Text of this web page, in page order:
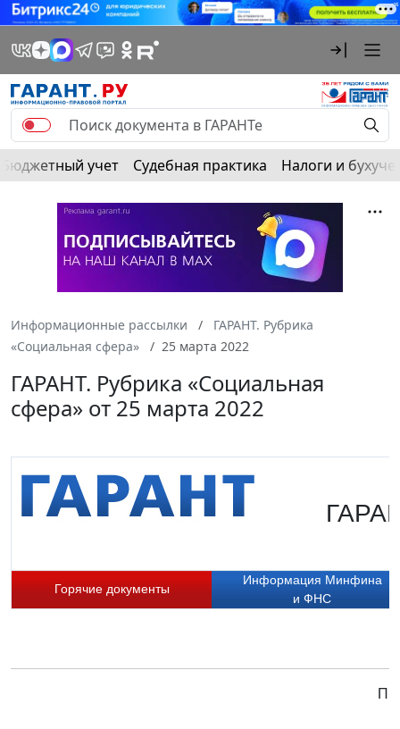
Бюджетный учет Судебная практика Налоги и
Информационные рассылки
ГАРАНТ. Рубрика
«Социальная сфера»
25 марта 2022
ГАРАНТ. Рубрика «Социальная
сфера» от 25 марта 2022
Горячие документы
Информация Минфина
и ФНС